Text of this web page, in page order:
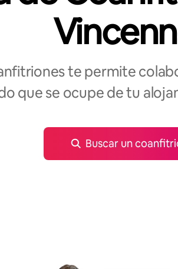
te permite
que se ocupe de tu
Buscar un